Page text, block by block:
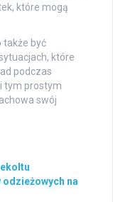
które mogą
także być
które
podczas
tym prostym
swój
na